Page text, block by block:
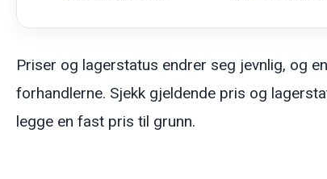
Priser og lagerstatus endrer seg jevnlig, og
forhandlerne. Sjekk gjeldende pris og
legge en fast pris til grunn.